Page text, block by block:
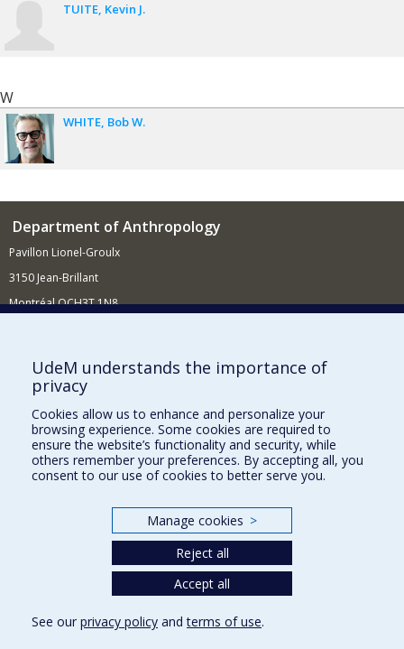
TUITE Kevin J.
W
WHITE Bob W.
Department of Anthropology
Pavillon Lionel-Groulx
3150 Jean-Brillant
Montréal QCH3T 1N8
Supporting the Department
NEED HELP?
Site map
Report a problem
Our Departments and Schools
Programs and Courses in our Faculty
UdeM understands the importance of
privacy
Cookies allow us to enhance and personalize your
browsing experience. Some cookies are required to
ensure the website’s functionality and security, while
others remember your preferences. By accepting all, you
consent to our use of cookies to better serve you.
Manage cookies >
Reject all
Accept all
See our privacy policy andterms of use.